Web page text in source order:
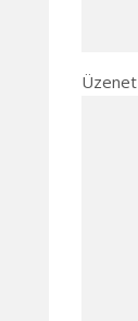
Üzenet